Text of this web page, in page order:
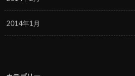
2014年1月